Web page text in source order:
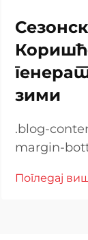
зими
.blog-
margin-
height:
18px; font-
Погледај